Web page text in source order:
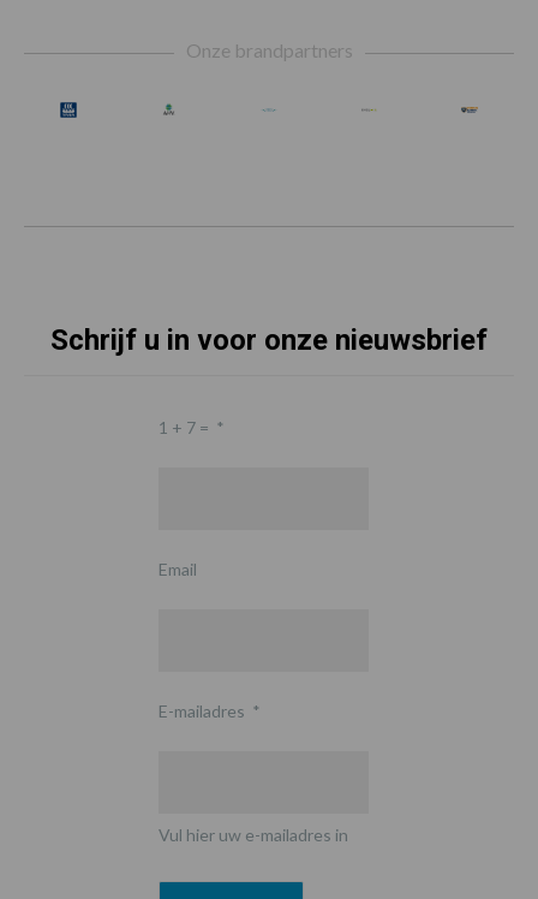
Onze brandpartners
Schrijf u in voor onze nieuwsbrief
1 + 7 = *
Email
E-mailadres *
Vul hier uw e-mailadres in